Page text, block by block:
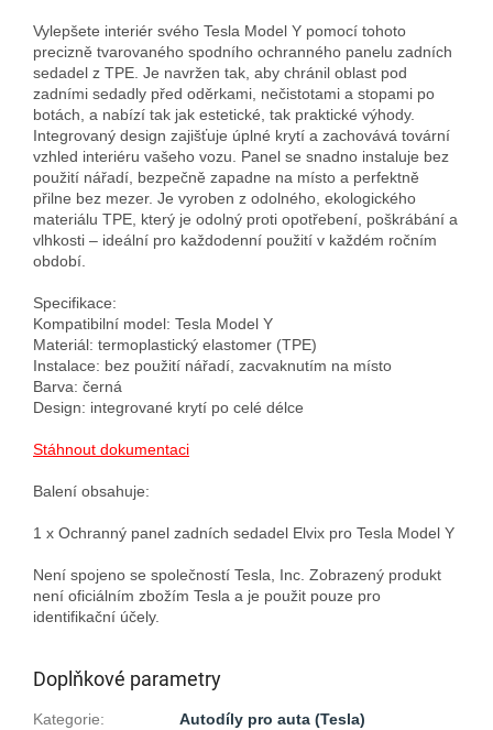
Vylepšete interiér svého Tesla Model Y pomocí tohoto
precizně tvarovaného spodního ochranného panelu zadních
sedadel z TPE. Je navržen tak, aby chránil oblast pod
zadními sedadly před oděrkami, nečistotami a stopami po
botách, a nabízí tak jak estetické, tak praktické výhody.
Integrovaný design zajišťuje úplné krytí a zachovává tovární
vzhled interiéru vašeho vozu. Panel se snadno instaluje bez
použití nářadí, bezpečně zapadne na místo a perfektně
přilne bez mezer. Je vyroben z odolného, ekologického
materiálu TPE, který je odolný proti opotřebení, poškrábání a
vlhkosti – ideální pro každodenní použití v každém ročním
období.
Specifikace:
Kompatibilní model: Tesla Model Y
Materiál: termoplastický elastomer (TPE)
Instalace: bez použití nářadí, zacvaknutím na místo
Barva: černá
Design: integrované krytí po celé délce
Stáhnout dokumentaci
Balení obsahuje:
1 х Ochranný panel zadních sedadel Elvix pro Tesla Model Y
Není spojeno se společností Tesla, Inc. Zobrazený produkt
není oficiálním zbožím Tesla a je použit pouze pro
Doplňkové parametry
Kategorie:
Autodíly pro auta (Tesla)